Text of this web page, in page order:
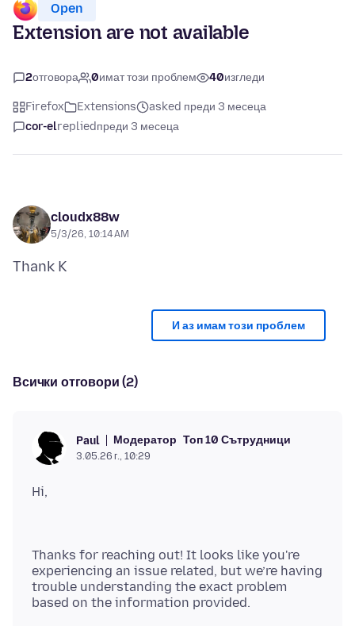
Open
Extension are not available
2отговора 0имат този проблем 40изгледи
Firefox Extensions
asked преди 3 месеца
cor-elrepliedпреди 3 месеца
cloudx88w
5/3/26, 10:14 AM
И аз имам този проблем
Всички отговори (2)
Paul Модератор Топ 10 Сътрудници
3.05.26 г., 10:29
Thanks for reaching out! It looks like you're
experiencing an issue related, but we’re having
trouble understanding the exact problem